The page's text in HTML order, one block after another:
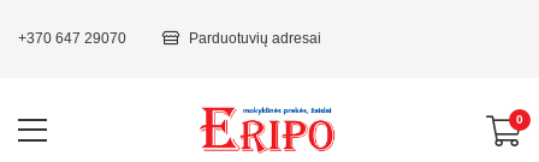
+370 647 29070 Parduotuvių adresai
0